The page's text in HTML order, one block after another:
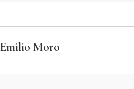
Emilio Moro